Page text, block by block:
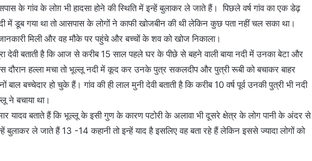
के गांव के लोग़ भी हादसा होने की स्थिति में इन्हें बुलाकर ले जाते हैं। ‌ पिछले वर्ष गांव का एक डेढ़
में डूब गया था तो आसपास के लोगों ने काफी खोजबीन की थी लेकिन कुछ पता नहीं चल सका था।
मिली और वह मौके पर पहुंचे और बच्चों के शव को खोज निकाला।
देवी बताती है कि आज से करीब 15 साल पहले घर के पीछे से बहने वाली बाया नदी में उनका बेटा और
दौरान हल्ला मचा तो भूल्लू नदी में कूद कर उनके पुत्र सकलदीप और पुत्री रूबी को बचाकर बाहर
बाल बच्चेदार हो चुके हैं। गांव की ही लाल मुनी देवी बताती है कि करीब 10 वर्ष पूर्व उनकी पुत्री भी नदी
ने बचाया था।
यादव बताते हैं कि भूल्लू के इसी गुण के कारण पटोरी के अलावा भी दूसरे क्षेत्र के लोग पानी के अंदर से
ले जाते हैं 13 -14 कहानी तो इन्हें याद है इसलिए वह बता रहे हैं लेकिन इससे ज्यादा लोगों को